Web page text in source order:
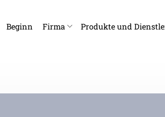
Beginn Firma Produkte und